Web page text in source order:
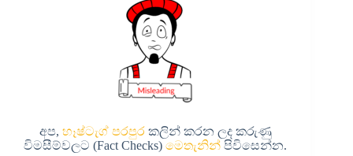
අප, හෑෂ්ටැග් පරපුරකලින් කරන ලද කරුණු
විමසීම්වලට (Fact Checks)මෙතැනින් පිවිසෙන්න.